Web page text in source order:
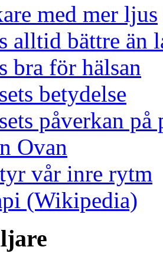
med mer ljus
alltid bättre än
bra för hälsan
betydelse
påverkan på
Ovan
vår inre rytm
(Wikipedia)